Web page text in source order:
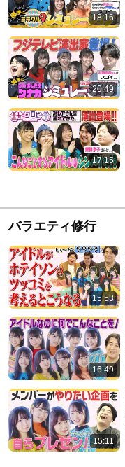
18:16
20:49
17:15
バラエティ修行
15:53
16:49
15:11